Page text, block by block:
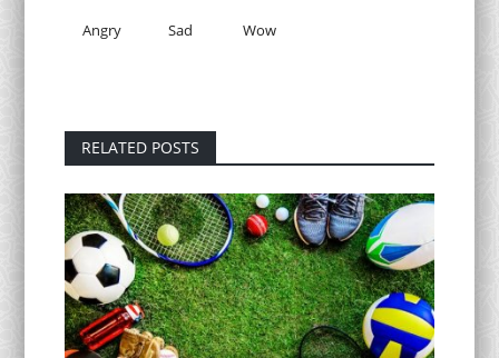
Angry Sad Wow
RELATED POSTS